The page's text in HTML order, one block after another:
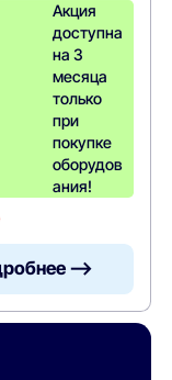
Акция
доступна
на 3
месяца
только
при
покупке
оборудов
ания!
—>